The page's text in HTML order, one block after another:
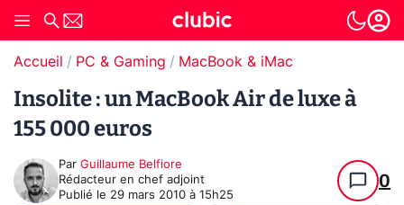
Accueil PC & Gaming MacBook & iMac
Insolite : un MacBook Air de luxe à
155 000 euros
Par Guillaume Belfiore
Rédacteur en chef adjoint
Publié le 29 mars 2010 à 15h25
0